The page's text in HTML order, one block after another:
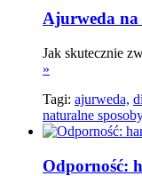
Ajurweda na
Jak skutecznie
»
Tagi: ajurweda,
naturalne
Odporność: